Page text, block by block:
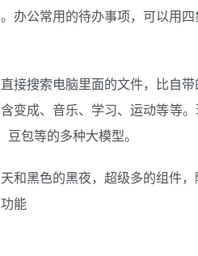
办公常用的待办事项，可以用
接搜索电脑里面的文件，比自
变成、音乐、学习、运动等等
包等的多种大模型。
和黑色的黑夜，超级多的组件
能